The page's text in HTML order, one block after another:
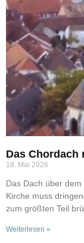
Das Chordach
18. Mai 2026
Das Dach über
Kirche muss
zum größten Teil
Weiterlesen »